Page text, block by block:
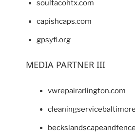
soultacohtx.com
capishcaps.com
gpsyfl.org
MEDIA PARTNER III
vwrepairarlington.com